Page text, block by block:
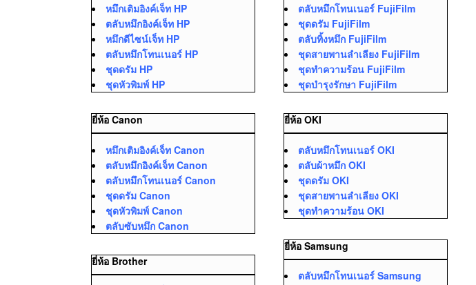
หมึกเติมอิงค์เจ็ท HP
ตลับหมึกอิงค์เจ็ท HP
หมึกดีไซน์เจ็ท HP
ตลับหมึกโทนเนอร์ HP
ชุดดรัม HP
ชุดหัวพิมพ์ HP
ยี่ห้อ Canon
หมึกเติมอิงค์เจ็ท Canon
ตลับหมึกอิงค์เจ็ท Canon
ตลับหมึกโทนเนอร์ Canon
ชุดดรัม Canon
ชุดหัวพิมพ์ Canon
ตลับซับหมึก Canon
ยี่ห้อ Brother
ตลับหมึกโทนเนอร์ FujiFilm
ชุดดรัม FujiFilm
ตลับทิ้งหมึก FujiFilm
ชุดสายพานลำเลียง FujiFilm
ชุดทำความร้อน FujiFilm
ชุดบำรุงรักษา FujiFilm
ยี่ห้อ OKI
ตลับหมึกโทนเนอร์ OKI
ตลับผ้าหมึก OKI
ชุดดรัม OKI
ชุดสายพานลำเลียง OKI
ชุดทำความร้อน OKI
ยี่ห้อ Samsung
ตลับหมึกโทนเนอร์ Samsung